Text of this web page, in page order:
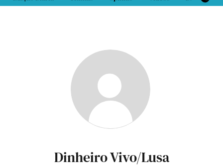
Dinheiro Vivo/Lusa